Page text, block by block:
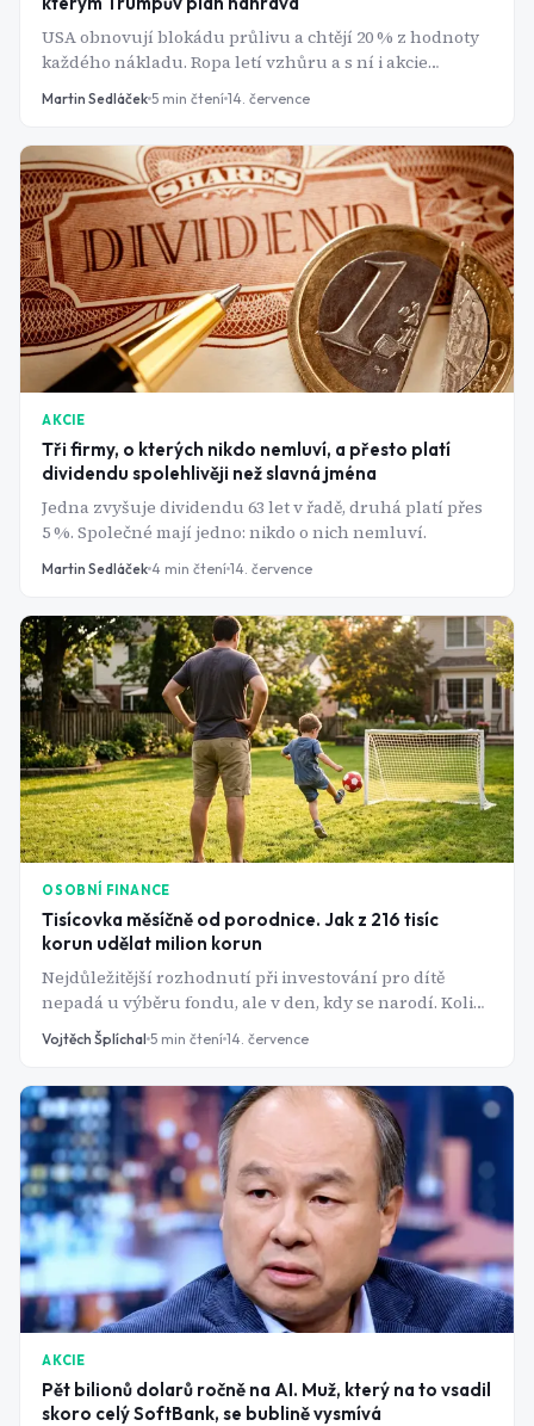
USA obnovují blokádu průlivu a chtějí 20 % z hodnoty
každého nákladu. Ropa letí vzhůru a s ní i akcie
ExxonMobil, Chevronu a Occidentalu - komu naopak
Martin Sedláček 5 min čtení 14. července
AKCIE
Tři firmy, o kterých nikdo nemluví, a přesto platí
dividendu spolehlivěji než slavná jména
Jedna zvyšuje dividendu 63 let v řadě, druhá platí přes
5 %. Společné mají jedno: nikdo o nich nemluví.
Martin Sedláček 4 min čtení 14. července
OSOBNÍ FINANCE
Tisícovka měsíčně od porodnice. Jak z 216 tisíc
korun udělat milion korun
Nejdůležitější rozhodnutí při investování pro dítě
nepadá u výběru fondu, ale v den, kdy se narodí. Kolik
peněz je "dost" a kam je poslat?
Vojtěch Šplíchal 5 min čtení 14. července
AKCIE
Pět bilionů dolarů ročně na AI. Muž, který na to vsadil
skoro celý SoftBank, se bublině vysmívá